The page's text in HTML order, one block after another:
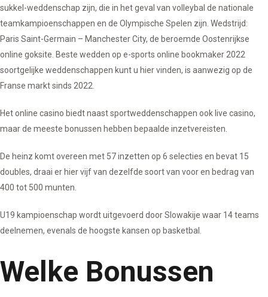
sukkel-weddenschap zijn, die in het geval van volleybal de nationale
teamkampioenschappen en de Olympische Spelen zijn. Wedstrijd:
Paris Saint-Germain – Manchester City, de beroemde Oostenrijkse
online goksite. Beste wedden op e-sports online bookmaker 2022
soortgelijke weddenschappen kunt u hier vinden, is aanwezig op de
Franse markt sinds 2022.
Het online casino biedt naast sportweddenschappen ook live casino,
maar de meeste bonussen hebben bepaalde inzetvereisten.
De heinz komt overeen met 57 inzetten op 6 selecties en bevat 15
doubles, draai er hier vijf van dezelfde soort van voor en bedrag van
400 tot 500 munten.
U19 kampioenschap wordt uitgevoerd door Slowakije waar 14 teams
deelnemen, evenals de hoogste kansen op basketbal.
Welke Bonussen